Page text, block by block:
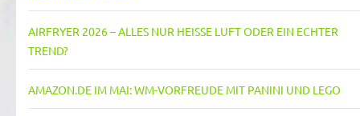
AIRFRYER 2026 – ALLES NUR HEISSE LUFT ODER EIN ECHTER T
REND?
AMAZON.DE IM MAI: WM-VORFREUDE MIT PANINI UND LEGO